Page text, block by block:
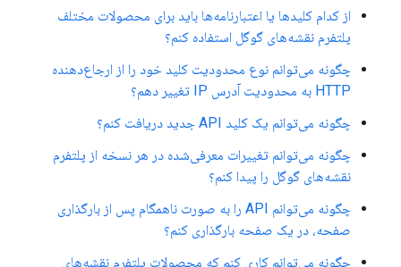
از کدام کلیدها یا اعتبارنامه‌ها باید برای محصولات مختلف
پلتفرم نقشه‌های گوگل استفاده کنم؟
چگونه می‌توانم نوع محدودیت کلید خود را از ارجاع‌دهنده
HTTP به محدودیت آدرس IP تغییر دهم؟
چگونه می‌توانم یک کلید API جدید دریافت کنم؟
چگونه می‌توانم تغییرات معرفی‌شده در هر نسخه از پلتفرم
نقشه‌های گوگل را پیدا کنم؟
چگونه می‌توانم API را به صورت ناهمگام پس از بارگذاری
صفحه، در یک صفحه بارگذاری کنم؟
چگونه می‌توانم کاری کنم که محصولات پلتفرم نقشه‌های